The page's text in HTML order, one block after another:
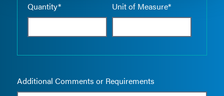
Quantity* Unit of Measure*
Additional Comments or Requirements